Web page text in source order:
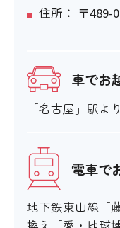
住所： 〒
車でお
「名古屋」駅よ
電車で
地下鉄東山線「